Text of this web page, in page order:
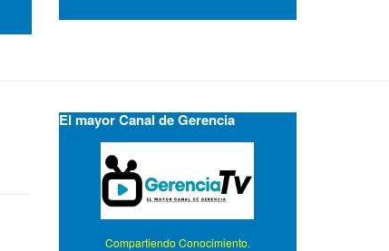
El mayor Canal de Gerencia
Compartiendo Conocimiento.